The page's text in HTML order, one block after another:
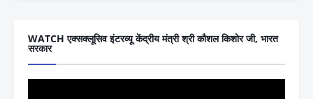
WATCH एक्सक्लूसिव इंटरव्यू केंद्रीय मंत्री श्री कौशल किशोर जी, भारत
सरकार